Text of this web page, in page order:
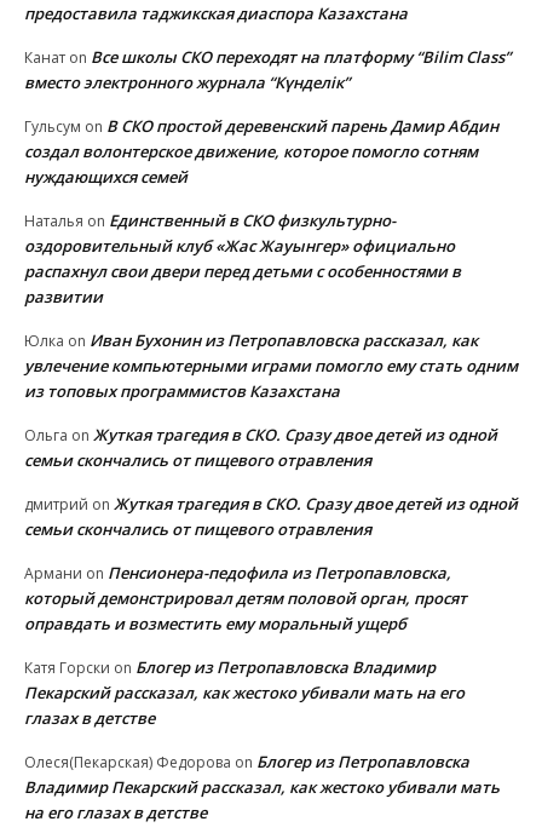
предоставила таджикская диаспора Казахстана
Канат on Все школы СКО переходят на платформу “Bilim Class”
вместо электронного журнала “Күнделік”
Гульсум on В СКО простой деревенский парень Дамир Абдин
создал волонтерское движение, которое помогло сотням
нуждающихся семей
Наталья on Единственный в СКО физкультурно-
оздоровительный клуб «Жас Жауынгер» официально
распахнул свои двери перед детьми с особенностями в
развитии
Юлка on Иван Бухонин из Петропавловска рассказал, как
увлечение компьютерными играми помогло ему стать одним
из топовых программистов Казахстана
Ольга on Жуткая трагедия в СКО. Сразу двое детей из одной
семьи скончались от пищевого отравления
дмитрий on Жуткая трагедия в СКО. Сразу двое детей из одной
семьи скончались от пищевого отравления
Армани on Пенсионера-педофила из Петропавловска,
который демонстрировал детям половой орган, просят
оправдать и возместить ему моральный ущерб
Катя Горски on Блогер из Петропавловска Владимир
Пекарский рассказал, как жестоко убивали мать на его
глазах в детстве
Олеся(Пекарская) Федорова on Блогер из Петропавловска
Владимир Пекарский рассказал, как жестоко убивали мать
на его глазах в детстве